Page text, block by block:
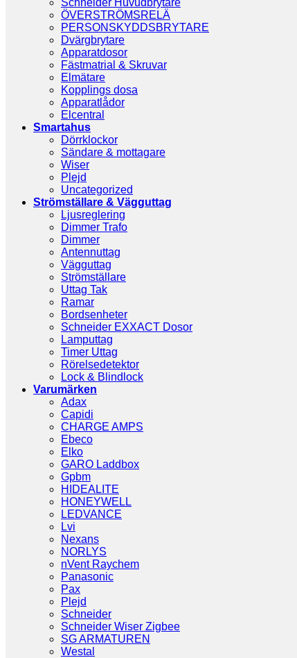
Schneider Huvudbrytare
ÖVERSTRÖMSRELÄ
PERSONSKYDDSBRYTARE
Dvärgbrytare
Apparatdosor
Fästmatrial & Skruvar
Elmätare
Kopplings dosa
Apparatlådor
Elcentral
Smartahus
Dörrklockor
Sändare & mottagare
Wiser
Plejd
Uncategorized
Strömställare & Vägguttag
Ljusreglering
Dimmer Trafo
Dimmer
Antennuttag
Vägguttag
Strömställare
Uttag Tak
Ramar
Bordsenheter
Schneider EXXACT Dosor
Lamputtag
Timer Uttag
Rörelsedetektor
Lock & Blindlock
Varumärken
Adax
Capidi
CHARGE AMPS
Ebeco
Elko
GARO Laddbox
Gpbm
HIDEALITE
HONEYWELL
LEDVANCE
Lvi
Nexans
NORLYS
nVent Raychem
Panasonic
Pax
Plejd
Schneider
Schneider Wiser Zigbee
SG ARMATUREN
Westal